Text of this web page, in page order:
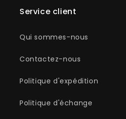
Service client
Qui sommes-nous
Contactez-nous
Politique d'expédition
Politique d'échange